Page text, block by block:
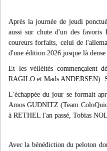
Après la journée de jeudi
aussi sur chute d'un des
coureurs forfaits, celui de
d'une édition 2026 jusque là dense
Et les vélléités commençaient
RAGILO et Mads ANDERSEN).
L'échappée du jour se formait
Amos GUDNITZ (Team
à RETHEL l'an passé, Tobias
Avec la bénédiction du peloton